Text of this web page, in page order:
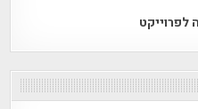
לפרוייקט